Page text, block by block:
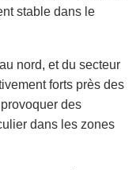
stable dans le
nord, et du secteur
forts près des
des
dans les zones